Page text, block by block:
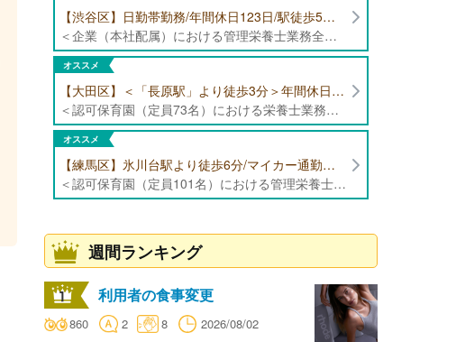
【渋谷区】日勤帯勤務/年間休日123日/駅徒歩5分/企業（本社配属）にて管理栄養士募集！
＜企業（本社配属）における管理栄養士業務全般＞ ・本社および在宅（週1日程度）で、運営・受託する保育園（約50箇所）の管理栄養士・マネジメント業務全般 ・調理指導、育成 ・調理代行※欠員時 ・衛生管理 ・献立作成 ・食材発注 ・園長、調理スタッフとの給食会議 ・クライアント企業との給食会議（食育等の企画提案） ・採用業務（面接・施設見学同行）など ・担当保育園の定期巡回（直行やオンライン対応あり） ※23区内の認可保育園や、事業所内保育園（市川市、古河市、厚木市・追浜等）
オススメ
【大田区】＜「長原駅」より徒歩3分＞年間休日120日以上/最大10連休取得可能/日勤帯勤務のみ 認可保育園（定員73名）にて、栄養士の募集！
＜認可保育園（定員73名）における栄養士業務全般＞ ・調理（朝おやつ・給食・おやつ・補食） ・盛付け、片づけ ・食育、保育室への給食ラウンド、事務業務 ・調理室のお掃除、備蓄の確認、発注など ※定員:73名(0歳児6名、1歳歳児10名、2歳児12名、3歳-5歳児各15名)
オススメ
【練馬区】氷川台駅より徒歩6分/マイカー通勤可能/年間休日120日/賞与高水準 認可保育園（定員101名）にて管理栄養士・栄養士・調理師募集！
＜認可保育園（定員101名）における管理栄養士・栄養士・調理師業務全般＞ ・調理業務全般 ・離乳食、アレルギー除去食対応 ・食育活動
週間ランキング
利用者の食事変更
860 2 8 2026/08/02